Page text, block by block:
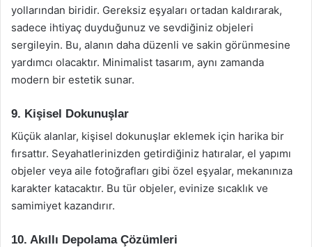
yollarından biridir. Gereksiz eşyaları ortadan kaldırarak,
sadece ihtiyaç duyduğunuz ve sevdiğiniz objeleri
sergileyin. Bu, alanın daha düzenli ve sakin görünmesine
yardımcı olacaktır. Minimalist tasarım, aynı zamanda
modern bir estetik sunar.
9. Kişisel Dokunuşlar
Küçük alanlar, kişisel dokunuşlar eklemek için harika bir
fırsattır. Seyahatlerinizden getirdiğiniz hatıralar, el yapımı
objeler veya aile fotoğrafları gibi özel eşyalar, mekanınıza
karakter katacaktır. Bu tür objeler, evinize sıcaklık ve
samimiyet kazandırır.
10. Akıllı Depolama Çözümleri